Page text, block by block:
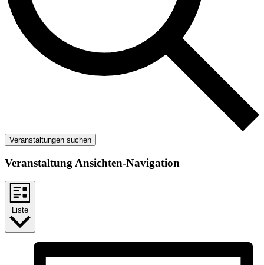
Veranstaltungen suchen
Veranstaltung Ansichten-Navigation
Liste